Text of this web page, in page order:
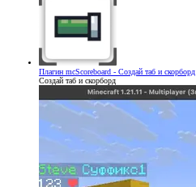
Плагин mcScoreboard - Создай таб и скорборд
Создай таб и скорборд